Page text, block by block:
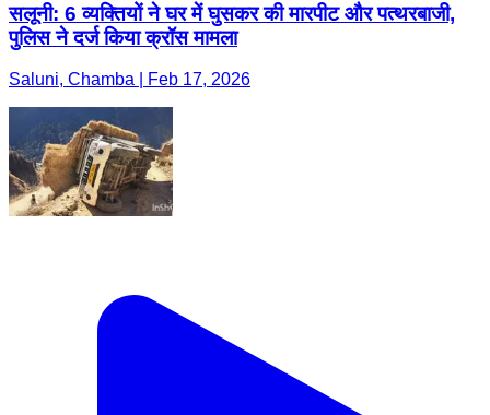
सलूनी: 6 व्यक्तियों ने घर में घुसकर की मारपीट और पत्थरबाजी,
पुलिस ने दर्ज किया क्रॉस मामला
Saluni, Chamba | Feb 17, 2026